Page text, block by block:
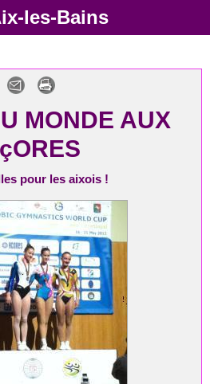
les-Bains
MONDE AUX
pour les aixois !